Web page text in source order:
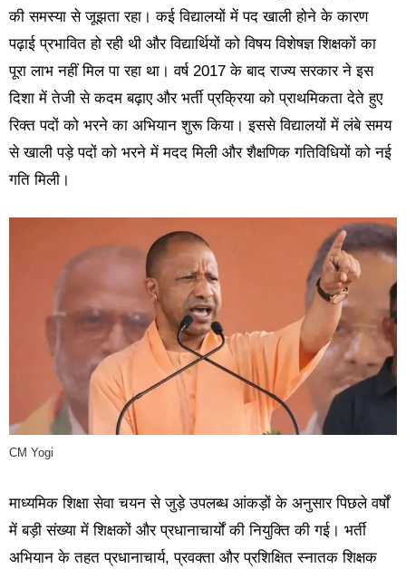
की समस्या से जूझता रहा। कई विद्यालयों में पद खाली होने के कारण
पढ़ाई प्रभावित हो रही थी और विद्यार्थियों को विषय विशेषज्ञ शिक्षकों का
पूरा लाभ नहीं मिल पा रहा था। वर्ष 2017 के बाद राज्य सरकार ने इस
दिशा में तेजी से कदम बढ़ाए और भर्ती प्रक्रिया को प्राथमिकता देते हुए
रिक्त पदों को भरने का अभियान शुरू किया। इससे विद्यालयों में लंबे समय
से खाली पड़े पदों को भरने में मदद मिली और शैक्षणिक गतिविधियों को नई
गति मिली।
CM Yogi
माध्यमिक शिक्षा सेवा चयन से जुड़े उपलब्ध आंकड़ों के अनुसार पिछले वर्षों
में बड़ी संख्या में शिक्षकों और प्रधानाचार्यों की नियुक्ति की गई। भर्ती
अभियान के तहत प्रधानाचार्य, प्रवक्ता और प्रशिक्षित स्नातक शिक्षक